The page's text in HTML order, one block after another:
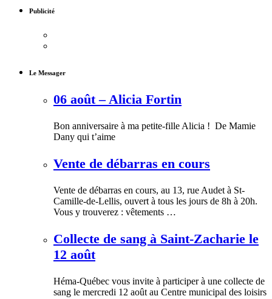
Publicité
Le Messager
06 août – Alicia Fortin
Bon anniversaire à ma petite-fille Alicia ! De Mamie
Dany qui t’aime
Vente de débarras en cours
Vente de débarras en cours, au 13, rue Audet à St-
Camille-de-Lellis, ouvert à tous les jours de 8h à 20h.
Vous y trouverez : vêtements …
Collecte de sang à Saint-Zacharie le
12 août
Héma-Québec vous invite à participer à une collecte de
sang le mercredi 12 août au Centre municipal des loisirs